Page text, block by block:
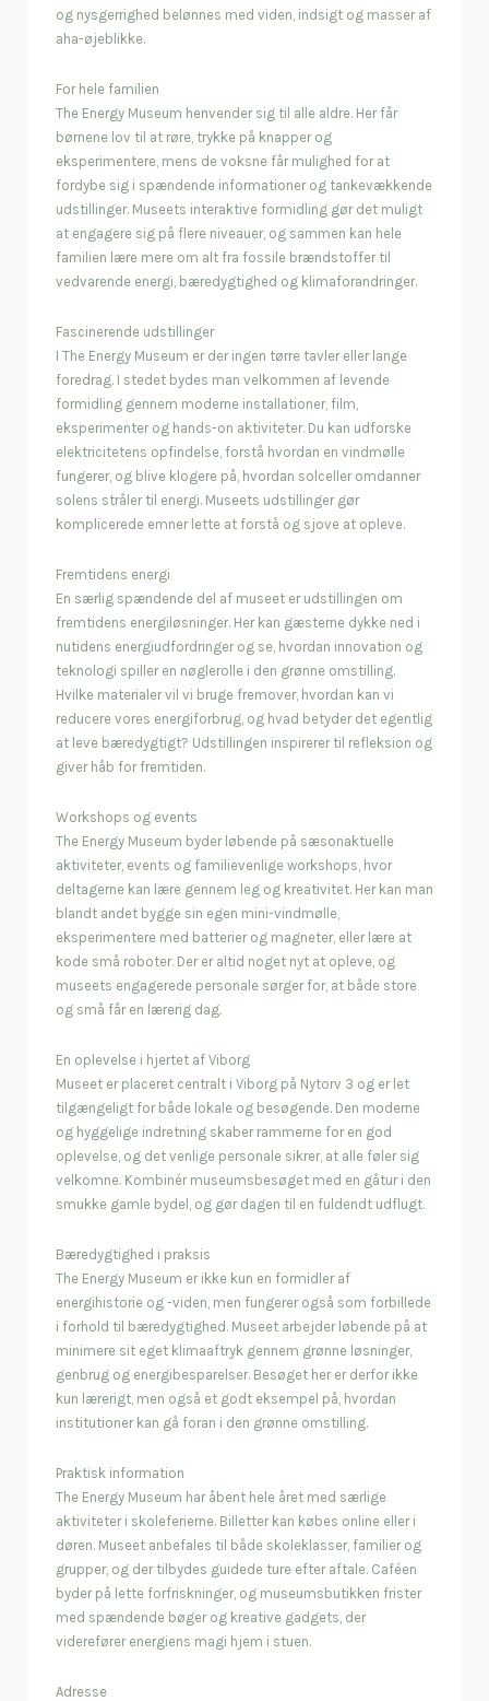
og nysgerrighed belønnes med viden, indsigt og masser af
aha-øjeblikke.
For hele familien
The Energy Museum henvender sig til alle aldre. Her får
børnene lov til at røre, trykke på knapper og
eksperimentere, mens de voksne får mulighed for at
fordybe sig i spændende informationer og tankevækkende
udstillinger. Museets interaktive formidling gør det muligt
at engagere sig på flere niveauer, og sammen kan hele
familien lære mere om alt fra fossile brændstoffer til
vedvarende energi, bæredygtighed og klimaforandringer.
Fascinerende udstillinger
I The Energy Museum er der ingen tørre tavler eller lange
foredrag. I stedet bydes man velkommen af levende
formidling gennem moderne installationer, film,
eksperimenter og hands-on aktiviteter. Du kan udforske
elektricitetens opfindelse, forstå hvordan en vindmølle
fungerer, og blive klogere på, hvordan solceller omdanner
solens stråler til energi. Museets udstillinger gør
komplicerede emner lette at forstå og sjove at opleve.
Fremtidens energi
En særlig spændende del af museet er udstillingen om
fremtidens energiløsninger. Her kan gæsterne dykke ned i
nutidens energiudfordringer og se, hvordan innovation og
teknologi spiller en nøglerolle i den grønne omstilling.
Hvilke materialer vil vi bruge fremover, hvordan kan vi
reducere vores energiforbrug, og hvad betyder det egentlig
at leve bæredygtigt? Udstillingen inspirerer til refleksion og
giver håb for fremtiden.
Workshops og events
The Energy Museum byder løbende på sæsonaktuelle
aktiviteter, events og familievenlige workshops, hvor
deltagerne kan lære gennem leg og kreativitet. Her kan man
blandt andet bygge sin egen mini-vindmølle,
eksperimentere med batterier og magneter, eller lære at
kode små roboter. Der er altid noget nyt at opleve, og
museets engagerede personale sørger for, at både store
og små får en lærerig dag.
En oplevelse i hjertet af Viborg
Museet er placeret centralt i Viborg på Nytorv 3 og er let
tilgængeligt for både lokale og besøgende. Den moderne
og hyggelige indretning skaber rammerne for en god
oplevelse, og det venlige personale sikrer, at alle føler sig
velkomne. Kombinér museumsbesøget med en gåtur i den
smukke gamle bydel, og gør dagen til en fuldendt udflugt.
Bæredygtighed i praksis
The Energy Museum er ikke kun en formidler af
energihistorie og -viden, men fungerer også som forbillede
i forhold til bæredygtighed. Museet arbejder løbende på at
minimere sit eget klimaaftryk gennem grønne løsninger,
genbrug og energibesparelser. Besøget her er derfor ikke
kun lærerigt, men også et godt eksempel på, hvordan
institutioner kan gå foran i den grønne omstilling.
Praktisk information
The Energy Museum har åbent hele året med særlige
aktiviteter i skoleferierne. Billetter kan købes online eller i
døren. Museet anbefales til både skoleklasser, familier og
grupper, og der tilbydes guidede ture efter aftale. Caféen
byder på lette forfriskninger, og museumsbutikken frister
med spændende bøger og kreative gadgets, der
viderefører energiens magi hjem i stuen.
Adresse